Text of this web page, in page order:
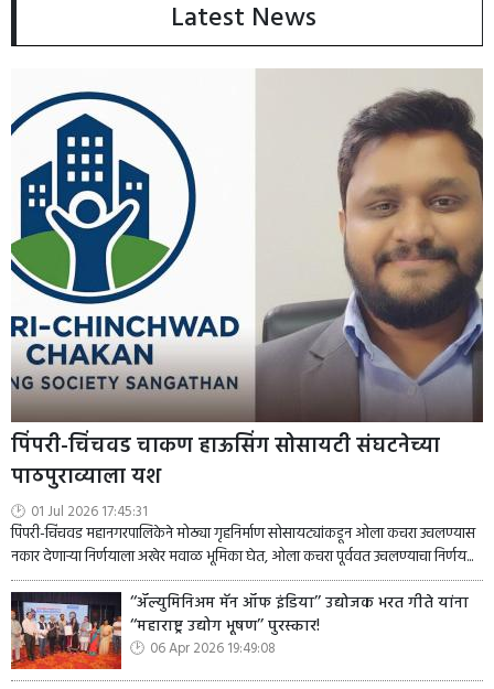
Latest News
पिंपरी-चिंचवड चाकण हाऊसिंग सोसायटी संघटनेच्या
पाठपुराव्याला यश
01 Jul 2026 17:45:31
पिंपरी-चिंचवड महानगरपालिकेने मोठ्या गृहनिर्माण सोसायट्यांकडून ओला कचरा उचलण्यास
नकार देणाऱ्या निर्णयाला अखेर मवाळ भूमिका घेत, ओला कचरा पूर्ववत उचलण्याचा निर्णय...
‘‘ॲल्युमिनिअम मॅन ऑफ इंडिया’’ उद्योजक भरत गीते यांना
‘‘महाराष्ट्र उद्योग भूषण’’ पुरस्कार!
06 Apr 2026 19:49:08